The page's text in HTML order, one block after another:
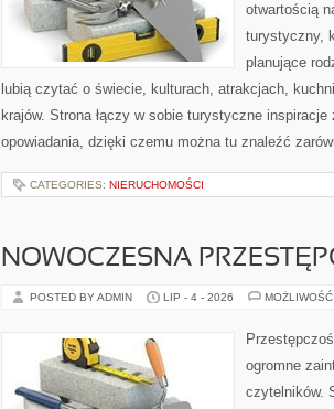
otwartością
turystyczny,
planujące
lubią czytać o świecie, kulturach, atrakcjach,
krajów. Strona łączy w sobie turystyczne
opowiadania, dzięki czemu można tu znaleźć
CATEGORIES: NIERUCHOMOŚCI
NOWOCZESNA
POSTED BY ADMIN LIP - 4 - 2026
ogromne
czytelników.